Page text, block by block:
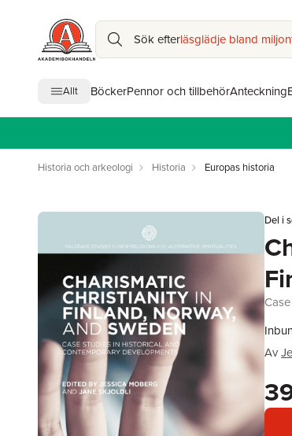
Sök efterläsglädje bland
Allt BöckerPennor och tillbehörAnteckning
Historia och arkeologi Historia Europas historia
Del i
Av